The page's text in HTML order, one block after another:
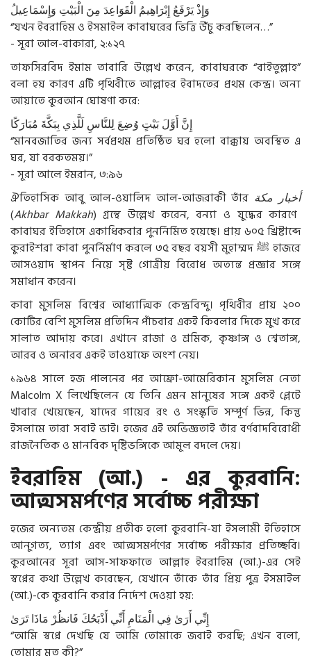
وَإِذْيَرْفَعُإِبْرَاهِيمُ الْقَوَاعِدَمِنَ الْبَيْتِ وَإِسْمَاعِيلُ
“যখন ইবরাহিম ও ইসমাইল কাবাঘরের ভিত্তি উঁচু করছিলেন…”
- সূরা আল-বাকারা, ২:১২৭
তাফসিরবিদ ইমাম তাবারি উল্লেখ করেন, কাবাঘরকে “বাইতুল্লাহ”
বলা হয় কারণ এটি পৃথিবীতে আল্লাহর ইবাদতের প্রথম কেন্দ্র। অন্য
আয়াতে কুরআন ঘোষণা করে:
إِنَّأَوَّلَبَيْتٍ وُضِعَلِلنَّاسِلَلَّذِي بِبَكَّةَ مُبَارَكًا
“মানবজাতির জন্য সর্বপ্রথম প্রতিষ্ঠিত ঘর হলো বাক্কায় অবস্থিত এ
ঘর, যা বরকতময়।”
- সূরা আলে ইমরান, ৩:৯৬
ঐতিহাসিক আবু আল-ওয়ালিদ আল-আজরাকী তাঁর
أخبار مكة
(Akhbar Makkah) গ্রন্থে উল্লেখ করেন, বন্যা ও যুদ্ধের কারণে
কাবাঘর ইতিহাসে একাধিকবার পুনর্নির্মিত হয়েছে। প্রায় ৬০৫ খ্রিষ্টাব্দে
কুরাইশরা কাবা পুনর্নির্মাণ করলে ৩৫ বছর বয়সী মুহাম্মদﷺ হাজরে
আসওয়াদ স্থাপন নিয়ে সৃষ্ট গোত্রীয় বিরোধ অত্যন্ত প্রজ্ঞার সঙ্গে
সমাধান করেন।
কাবা মুসলিম বিশ্বের আধ্যাত্মিক কেন্দ্রবিন্দু। পৃথিবীর প্রায় ২০০
কোটির বেশি মুসলিম প্রতিদিন পাঁচবার একই কিবলার দিকে মুখ করে
সালাত আদায় করে। এখানে রাজা ও শ্রমিক, কৃষ্ণাঙ্গ ও শ্বেতাঙ্গ,
আরব ও অনারব একই তাওয়াফে অংশ নেয়।
১৯৬৪ সালে হজ পালনের পর আফ্রো-আমেরিকান মুসলিম নেতা
Malcolm X লিখেছিলেন যে তিনি এমন মানুষের সঙ্গে একই প্লেটে
খাবার খেয়েছেন, যাদের গায়ের রং ও সংস্কৃতি সম্পূর্ণ ভিন্ন, কিন্তু
ইসলামে তারা সবাই ভাই। হজের এই অভিজ্ঞতাই তাঁর বর্ণবাদবিরোধী
রাজনৈতিক ও মানবিক দৃষ্টিভঙ্গিকে আমূল বদলে দেয়।
ইবরাহিম (আ.) - এর কুরবানি:
আত্মসমর্পণের সর্বোচ্চ পরীক্ষা
হজের অন্যতম কেন্দ্রীয় প্রতীক হলো কুরবানি-যা ইসলামী ইতিহাসে
আনুগত্য, ত্যাগ এবং আত্মসমর্পণের সর্বোচ্চ পরীক্ষার প্রতিচ্ছবি।
কুরআনের সূরা আস-সাফফাতে আল্লাহ ইবরাহিম (আ.)-এর সেই
স্বপ্নের কথা উল্লেখ করেছেন, যেখানে তাঁকে তাঁর প্রিয় পুত্র ইসমাইল
(আ.)-কে কুরবানি করার নির্দেশ দেওয়া হয়:
إِنِّيأَرَىٰ فِي الْمَنَامِأَنِّيأَذْبَحُكَ فَانظُرْ مَاذَاتَرَىٰ
“আমি স্বপ্নে দেখছি যে আমি তোমাকে জবাই করছি; এখন বলো,
তোমার মত কী?”